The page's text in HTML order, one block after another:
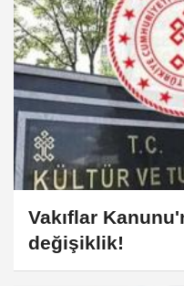
Vakıflar
değişiklik!